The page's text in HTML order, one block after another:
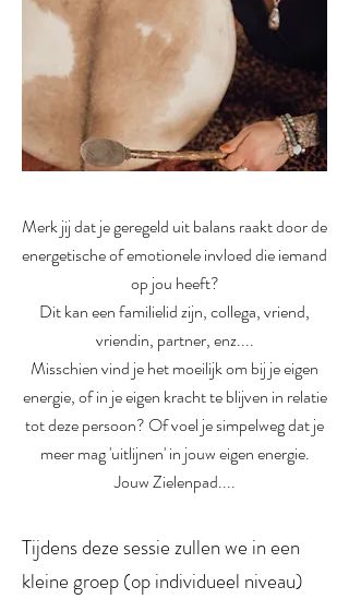
Merk jij dat je geregeld uit balans raakt door de
energetische of emotionele invloed die iemand
op jou heeft?
Dit kan een familielid zijn, collega, vriend,
vriendin, partner, enz....
Misschien vind je het moeilijk om bij je eigen
energie, of in je eigen kracht te blijven in relatie
tot deze persoon? Of voel je simpelweg dat je
meer mag 'uitlijnen' in jouw eigen energie.
Jouw Zielenpad....
Tijdens deze sessie zullen we in een
kleine groep (op individueel niveau)